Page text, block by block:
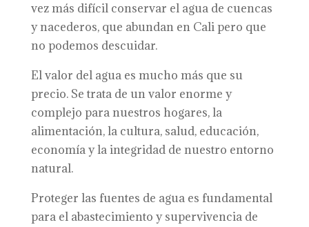
vez más difícil conservar el agua de cuencas
y nacederos, que abundan en Cali pero que
no podemos descuidar.
El valor del agua es mucho más que su
precio. Se trata de un valor enorme y
complejo para nuestros hogares, la
alimentación, la cultura, salud, educación,
economía y la integridad de nuestro entorno
natural.
Proteger las fuentes de agua es fundamental
para el abastecimiento y supervivencia de